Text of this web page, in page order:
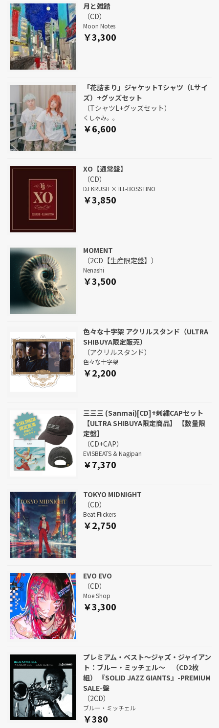
月と雑踏
（CD）
Moon Notes
￥3,300
「花詰まり」ジャケットTシャツ（Lサイ
ズ）+グッズセット
（TシャツL+グッズセット）
くしゃみ。。
￥6,600
XO【通常盤】
（CD）
DJ KRUSH × ILL-BOSSTINO
￥3,850
MOMENT
（2CD【生産限定盤】）
Nenashi
￥3,500
色々な十字架 アクリルスタンド（ULTRA
SHIBUYA限定販売）
（アクリルスタンド）
色々な十字架
￥2,200
三三三 (Sanmai)[CD]+刺繍CAPセット
【ULTRA SHIBUYA限定商品】 【数量限
定盤】
（CD+CAP）
EVISBEATS & Nagipan
￥7,370
TOKYO MIDNIGHT
（CD）
Beat Flickers
￥2,750
EVO EVO
（CD）
Moe Shop
￥3,300
プレミアム・ベスト～ジャズ・ジャイアン
ト：ブルー・ミッチェル～ （CD2枚
組） 『SOLID JAZZ GIANTS』-PREMIUM
SALE-盤
（2CD）
ブルー・ミッチェル
￥380